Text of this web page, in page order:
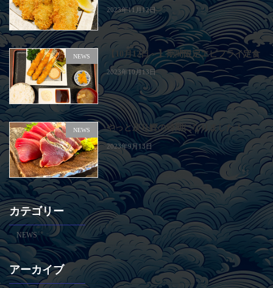
2023年11月12日
NEWS 【10月12日～】期間限定エビフライ定食
2023年10月13日
NEWS やっと戻り鰹の時期になりました！
2023年9月13日
カテゴリー
NEWS
アーカイブ